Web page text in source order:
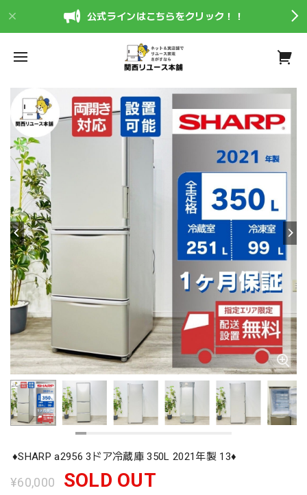
公式ラインはこちらをクリック！！
♦️SHARP a2956 3ドア冷蔵庫 350L 2021年製 13♦️
¥60,000 SOLD OUT